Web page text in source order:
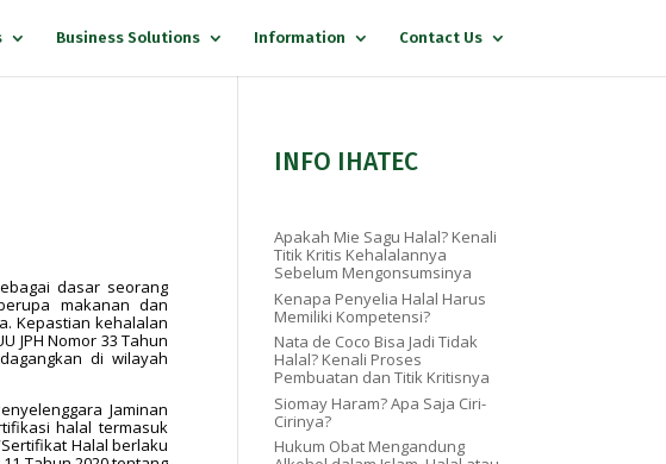
Business Solutions Information Contact Us
dasar seorang
makanan dan
Kepastian kehalalan
JPH Nomor 33 Tahun
di wilayah
Jaminan
halal termasuk
Halal berlaku
INFO IHATEC
Apakah Mie Sagu Halal? Kenali
Titik Kritis Kehalalannya
Sebelum Mengonsumsinya
Kenapa Penyelia Halal Harus
Memiliki Kompetensi?
Nata de Coco Bisa Jadi Tidak
Halal? Kenali Proses
Pembuatan dan Titik Kritisnya
Siomay Haram? Apa Saja Ciri-
Cirinya?
Hukum Obat Mengandung